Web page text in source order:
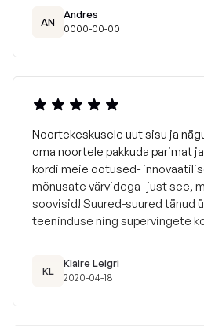
AN
Andres
0000-00-00
Noortekeskusele uut sisu ja
oma noortele pakkuda parimat
kordi meie ootused-
mõnusate värvidega- just see,
soovisid! Suured-suured tänud
teeninduse ning supervingete
KL
Klaire Leigri
2020-04-18